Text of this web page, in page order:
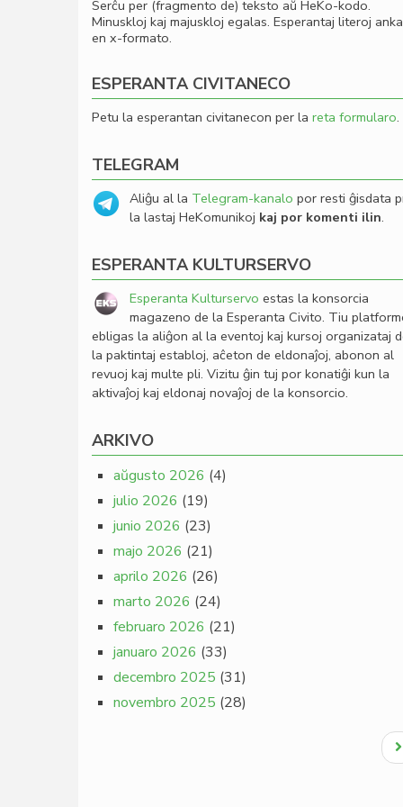
Serĉu per (fragmento de) teksto aŭ HeKo-kodo.
Minuskloj kaj majuskloj egalas. Esperantaj literoj
en x-formato.
ESPERANTA CIVITANECO
Petu la esperantan civitanecon per la reta formularo.
TELEGRAM
Aliĝu al la Telegram-kanalo por resti ĝisdata
la lastaj HeKomunikoj kaj por komenti ilin.
ESPERANTA KULTURSERVO
Esperanta Kulturservo estas la konsorcia
magazeno de la Esperanta Civito. Tiu
ebligas la aliĝon al la eventoj kaj kursoj organizataj
la paktintaj establoj, aĉeton de eldonaĵoj, abonon al
revuoj kaj multe pli. Vizitu ĝin tuj por konatiĝi kun la
aktivaĵoj kaj eldonaj novaĵoj de la konsorcio.
ARKIVO
aŭgusto 2026 (4)
julio 2026 (19)
junio 2026 (23)
majo 2026 (21)
aprilo 2026 (26)
marto 2026 (24)
februaro 2026 (21)
januaro 2026 (33)
decembro 2025 (31)
novembro 2025 (28)